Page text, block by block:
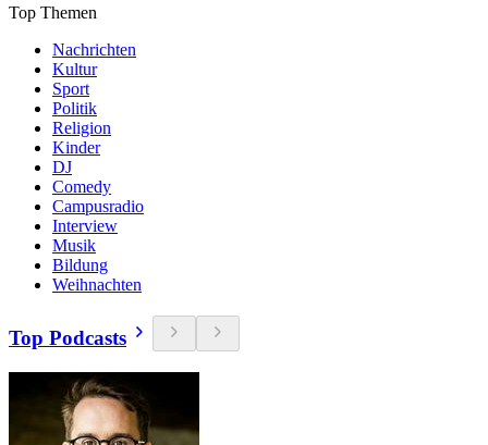
Top Themen
Nachrichten
Kultur
Sport
Politik
Religion
Kinder
DJ
Comedy
Campusradio
Interview
Musik
Bildung
Weihnachten
Top Podcasts